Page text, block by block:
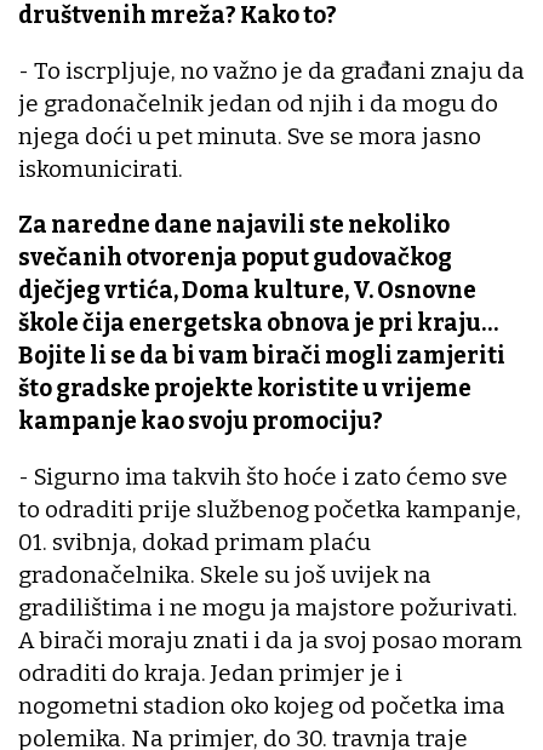
društvenih mreža? Kako to?
- To iscrpljuje, no važno je da građani znaju da
je gradonačelnik jedan od njih i da mogu do
njega doći u pet minuta. Sve se mora jasno
iskomunicirati.
Za naredne dane najavili ste nekoliko
svečanih otvorenja poput gudovačkog
dječjeg vrtića, Doma kulture, V. Osnovne
škole čija energetska obnova je pri kraju…
Bojite li se da bi vam birači mogli zamjeriti
što gradske projekte koristite u vrijeme
kampanje kao svoju promociju?
- Sigurno ima takvih što hoće i zato ćemo sve
to odraditi prije službenog početka kampanje,
01. svibnja, dokad primam plaću
gradonačelnika. Skele su još uvijek na
gradilištima i ne mogu ja majstore požurivati.
A birači moraju znati i da ja svoj posao moram
odraditi do kraja. Jedan primjer je i
nogometni stadion oko kojeg od početka ima
polemika. Na primjer, do 30. travnja traje